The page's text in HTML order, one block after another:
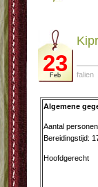
23
Feb falien
Algemene
Aantal
Bereidingstijd:
Hoofdgerecht